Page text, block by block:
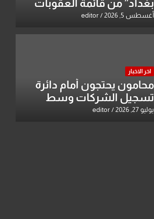
بغداد” من قائمة العقوبات
وتبقي اسم مالكها مدرجا
أغسطس 5, 2026 editor
اخر الاخبار
محامون يحتجون أمام دائرة
تسجيل الشركات وسط
بغداد
يوليو 27, 2026 editor